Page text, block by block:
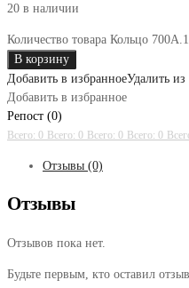
20 в наличии
Количество товара Кольцо
В корзину
Добавить в избранноеУдалить
Добавить в избранное
Репост (0)
Всего: 0 Всего: 0 Всего: 0 Всего: 0
Отзывы (0)
Отзывы
Отзывов пока нет.
Будьте первым, кто оставил